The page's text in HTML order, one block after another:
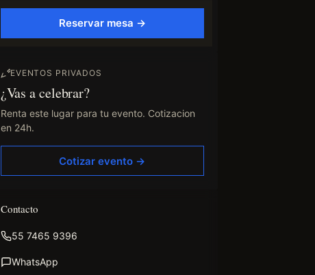
Reservar mesa →
EVENTOS PRIVADOS
¿Vas a celebrar?
Renta este lugar para tu evento. Cotizacion
en 24h.
Cotizar evento →
Contacto
55 7465 9396
WhatsApp